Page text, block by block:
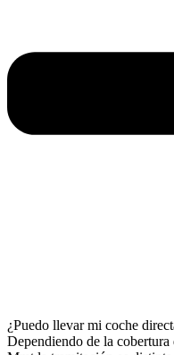
¿Puedo llevar mi coche
Dependiendo de la cobertura